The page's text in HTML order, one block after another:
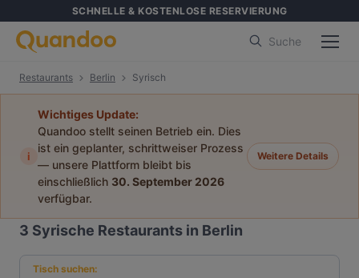
SCHNELLE & KOSTENLOSE RESERVIERUNG
Suche
Restaurants Berlin Syrisch
i
Wichtiges Update:
Quandoo stellt seinen Betrieb ein. Dies
ist ein geplanter, schrittweiser Prozess
— unsere Plattform bleibt bis
einschließlich 30. September 2026
verfügbar.
Weitere Details
3 Syrische Restaurants in Berlin
Tisch suchen: